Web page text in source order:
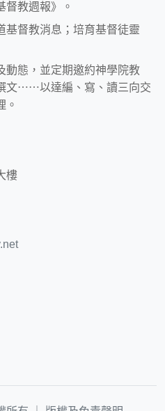
督教週報》。
基督教消息；培育基督徒靈
動態，並定期邀約神學院教
文⋯⋯以達編、寫、讀三向交
。
樓